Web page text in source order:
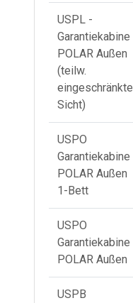
USPL -
Garantiekabine
POLAR Außen
(teilw.
eingeschränkte
Sicht)
USPO
Garantiekabine
POLAR Außen
1-Bett
USPO
Garantiekabine
POLAR Außen
USPB